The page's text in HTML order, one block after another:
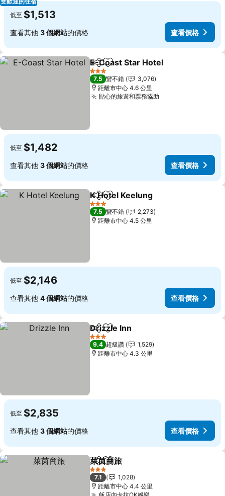
低至 $1,513
查看其他 3 個網站的價格 查看價格
分享 加入我的最愛
E-Coast Star Hotel
3 星級
7.5 蠻不錯
3,076
距離市中心 4.6 公里
貼心的旅遊和票務協助
低至 $1,482
查看其他 3 個網站的價格 查看價格
分享 加入我的最愛
K Hotel Keelung
3 星級
7.5 蠻不錯
2,273
距離市中心 4.5 公里
低至 $2,146
查看其他 4 個網站的價格 查看價格
分享 加入我的最愛
Drizzle Inn
3 星級
9.4 超級讚
1,529
距離市中心 4.3 公里
低至 $2,835
查看其他 3 個網站的價格 查看價格
分享 加入我的最愛
萊茵商旅
3 星級
7.1
1,028
距離市中心 4.4 公里